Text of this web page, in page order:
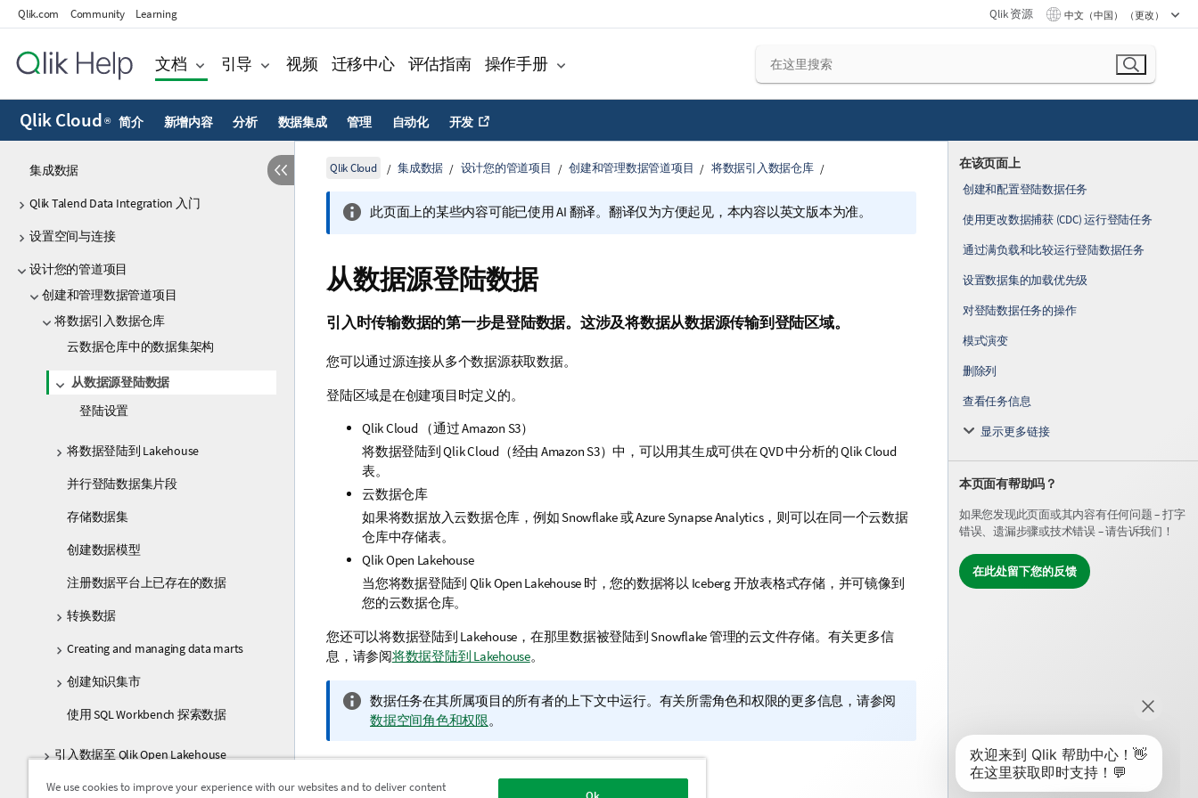
Qlik.com Community Learning Qlik 资源 中文（中国） （更改）
文档 引导 视频 迁移中心 评估指南 操作手册
Qlik Cloud ® 简介 新增内容 分析 数据集成 管理 自动化 开发
集成数据
Qlik Talend Data Integration 入门
设置空间与连接
设计您的管道项目
创建和管理数据管道项目
将数据引入数据仓库
云数据仓库中的数据集架构
从数据源登陆数据
登陆设置
将数据登陆到 Lakehouse
并行登陆数据集片段
存储数据集
创建数据模型
注册数据平台上已存在的数据
转换数据
Creating and managing data marts
创建知识集市
使用 SQL Workbench 探索数据
引入数据至 Qlik Open Lakehouse
数据管道项目设置
在该页面上
创建和配置登陆数据任务
使用更改数据捕获 (CDC) 运行登陆任务
通过满负载和比较运行登陆数据任务
设置数据集的加载优先级
对登陆数据任务的操作
模式演变
删除列
查看任务信息
显示更多链接
本页面有帮助吗？
如果您发现此页面或其内容有任何问题 – 打字
错误、遗漏步骤或技术错误 – 请告诉我们！
在此处留下您的反馈
Qlik Cloud 集成数据 设计您的管道项目 创建和管理数据管道项目 将数据引入数据仓库
此页面上的某些内容可能已使用 AI 翻译。翻译仅为方便起见，本内容以英文版本为准。
从数据源登陆数据
引入时传输数据的第一步是登陆数据。这涉及将数据从数据源传输到登陆区域。
您可以通过源连接从多个数据源获取数据。
登陆区域是在创建项目时定义的。
Qlik Cloud （通过Amazon S3）
将数据登陆到Qlik Cloud （经由 Amazon S3）中，可以用其生成可供在QVD中分析的Qlik Cloud
表。
云数据仓库
如果将数据放入云数据仓库，例如Snowflake或Azure Synapse Analytics，则可以在同一个云数据
仓库中存储表。
Qlik Open Lakehouse
当您将数据登陆到 Qlik Open Lakehouse 时，您的数据将以 Iceberg 开放表格式存储，并可镜像到
您的云数据仓库。
您还可以将数据登陆到 Lakehouse，在那里数据被登陆到 Snowflake 管理的云文件存储。有关更多信
息，请参阅将数据登陆到 Lakehouse。
信
息
释
数据任务在其所属项目的所有者的上下文中运行。有关所需角色和权限的更多信息，请参阅
数据空间角色和权限。
创建和配置登陆数据任务
We use cookies to improve your experience with our websites and to deliver content